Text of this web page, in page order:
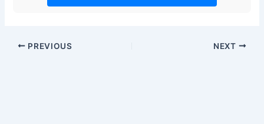
PREVIOUS NEXT